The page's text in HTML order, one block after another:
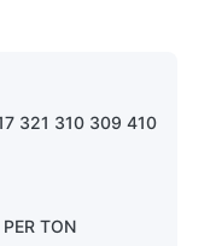
321 310 309 410
TON